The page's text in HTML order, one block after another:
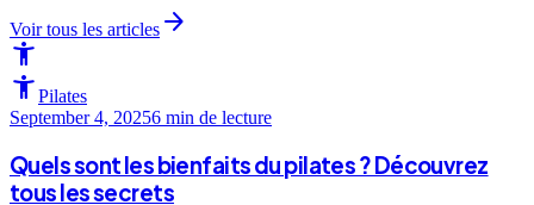
Voir tous les articles arrow_forward
accessibility_new
accessibility_newPilates
September 4, 20256 min de lecture
Quels sont les bienfaits du pilates ? Découvrez
tous les secrets